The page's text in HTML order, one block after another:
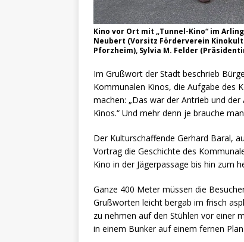
Kino vor Ort mit „Tunnel-Kino“ im
Neubert (Vorsitz Förderverein
Pforzheim), Sylvia M. Felder
Im Grußwort der Stadt beschrieb
Kommunalen Kinos, die Aufgabe des
machen: „Das war der Antrieb und
Kinos.“ Und mehr denn je brauche
Der Kulturschaffende Gerhard Baral,
Vortrag die Geschichte des
Kino in der Jägerpassage bis hin zum
Ganze 400 Meter müssen die
Grußworten leicht bergab im frisch
zu nehmen auf den Stühlen vor einer
in einem Bunker auf einem fernen